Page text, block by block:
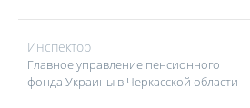
Инспектор
Главное управление пенсионного
фонда Украины в Черкасской области